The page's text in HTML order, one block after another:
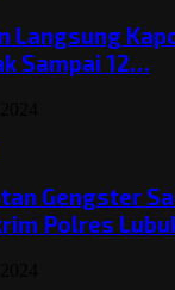
Langsung
Sampai 12…
Gengster
Polres